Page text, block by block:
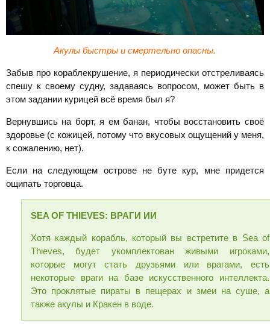
Акулы быстры и смертельно опасны.
Забыв про кораблекрушение, я периодически отстреливаясь
спешу к своему судну, задаваясь вопросом, может быть в
этом задании курицей всё время был я?
Вернувшись на борт, я ем банан, чтобы восстановить своё
здоровье (с кожицей, потому что вкусовых ощущений у меня,
к сожалению, нет).
Если на следующем острове не буте кур, мне придется
ощипать торговца.
SEAOF THIEVES: ВРАГИ ИИ
Хотя каждый корабль, который вы встретите в Sea of
Thieves, будет укомплектован живыми игроками,
которые могут стать друзьями или врагами, есть
некоторые враги на базе искусственного интеллекта.
Это проклятые пираты в пещерах и змеи на суше, а
также акулы и Кракен в воде.